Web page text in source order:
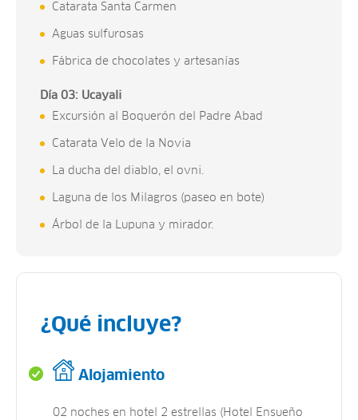
Catarata Santa Carmen
Aguas sulfurosas
Fábrica de chocolates y artesanías
Día 03: Ucayali
Excursión al Boquerón del Padre Abad
Catarata Velo de la Novia
La ducha del diablo, el ovni.
Laguna de los Milagros (paseo en bote)
Árbol de la Lupuna y mirador.
¿Qué incluye?
Alojamiento
02 noches en hotel 2 estrellas (Hotel Ensueño